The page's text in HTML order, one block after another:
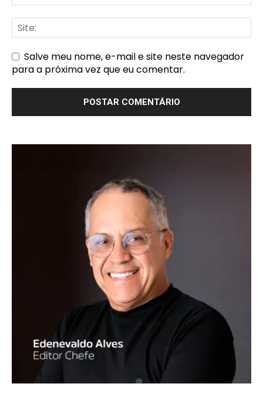
Salve meu nome, e-mail e site neste navegador
para a próxima vez que eu comentar.